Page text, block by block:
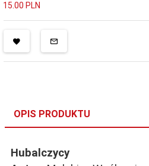
15.00 PLN
OPIS PRODUKTU
Hubalczycy